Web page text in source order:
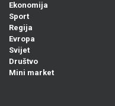
Ekonomija
Sport
Regija
Evropa
Svijet
Društvo
Mini market